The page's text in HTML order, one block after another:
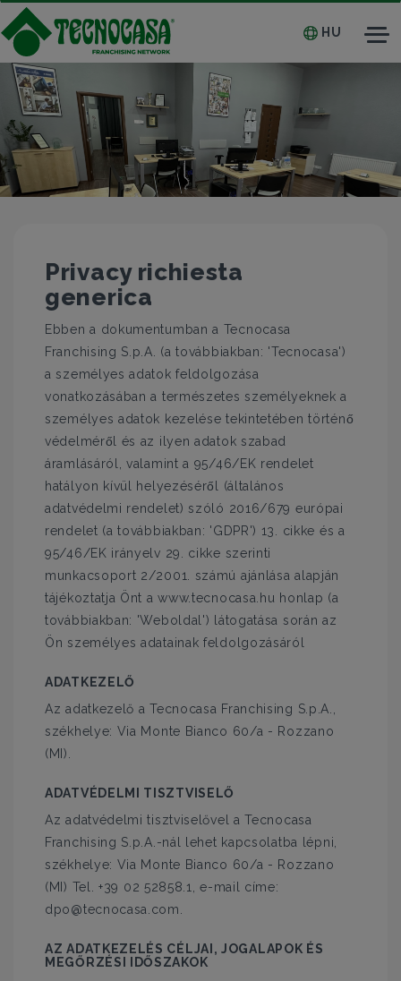
HU
Privacy richiesta
generica
Ebben a dokumentumban a Tecnocasa
Franchising S.p.A. (a továbbiakban: 'Tecnocasa')
a személyes adatok feldolgozása
vonatkozásában a természetes személyeknek a
személyes adatok kezelése tekintetében történő
védelméről és az ilyen adatok szabad
áramlásáról, valamint a 95/46/EK rendelet
hatályon kívül helyezéséről (általános
adatvédelmi rendelet) szóló 2016/679 európai
rendelet (a továbbiakban: 'GDPR') 13. cikke és a
95/46/EK irányelv 29. cikke szerinti
munkacsoport 2/2001. számú ajánlása alapján
tájékoztatja Önt a www.tecnocasa.hu honlap (a
továbbiakban: 'Weboldal') látogatása során az
Ön személyes adatainak feldolgozásáról
ADATKEZELŐ
Az adatkezelő a Tecnocasa Franchising S.p.A.,
székhelye: Via Monte Bianco 60/a - Rozzano
(MI).
ADATVÉDELMI TISZTVISELŐ
Az adatvédelmi tisztviselővel a Tecnocasa
Franchising S.p.A.-nál lehet kapcsolatba lépni,
székhelye: Via Monte Bianco 60/a - Rozzano
(MI) Tel. +39 02 52858.1, e-mail címe:
dpo@tecnocasa.com.
AZ ADATKEZELÉS CÉLJAI, JOGALAPOK ÉS
MEGŐRZÉSI IDŐSZAKOK